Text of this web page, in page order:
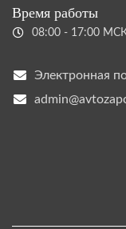
Время работы
08:00 - 17:00
Электронная